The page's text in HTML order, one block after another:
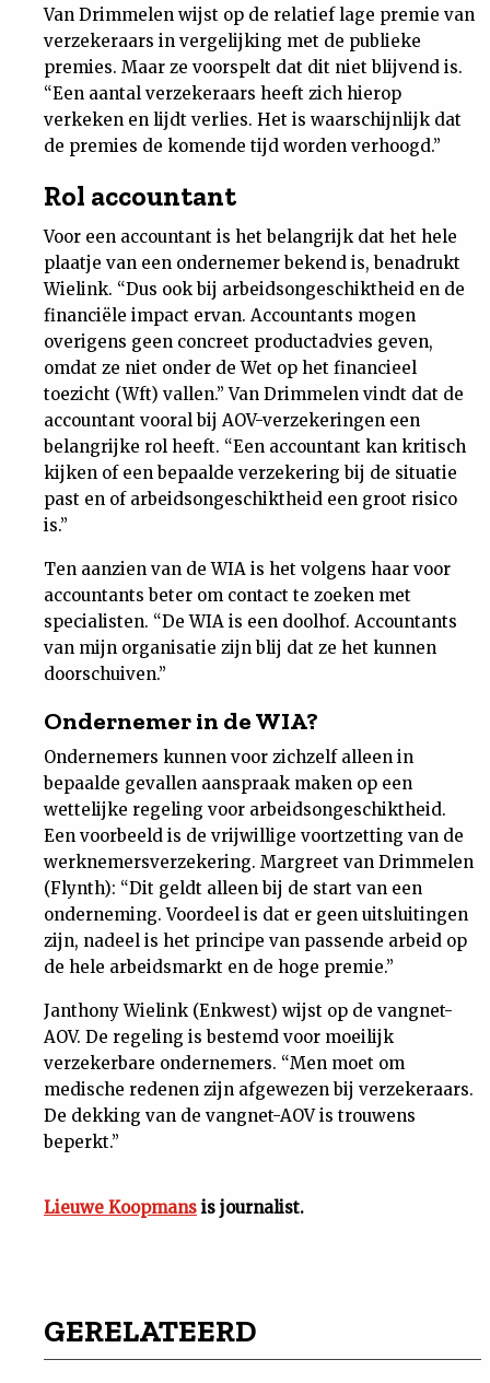
Van Drimmelen wijst op de relatief lage premie van
verzekeraars in vergelijking met de publieke
premies. Maar ze voorspelt dat dit niet blijvend is.
“Een aantal verzekeraars heeft zich hierop
verkeken en lijdt verlies. Het is waarschijnlijk dat
de premies de komende tijd worden verhoogd.”
Rol accountant
Voor een accountant is het belangrijk dat het hele
plaatje van een ondernemer bekend is, benadrukt
Wielink. “Dus ook bij arbeidsongeschiktheid en de
financiële impact ervan. Accountants mogen
overigens geen concreet productadvies geven,
omdat ze niet onder de Wet op het financieel
toezicht (Wft) vallen.” Van Drimmelen vindt dat de
accountant vooral bij AOV-verzekeringen een
belangrijke rol heeft. “Een accountant kan kritisch
kijken of een bepaalde verzekering bij de situatie
past en of arbeidsongeschiktheid een groot risico
is.”
Ten aanzien van de WIA is het volgens haar voor
accountants beter om contact te zoeken met
specialisten. “De WIA is een doolhof. Accountants
van mijn organisatie zijn blij dat ze het kunnen
doorschuiven.”
Ondernemer in de WIA?
Ondernemers kunnen voor zichzelf alleen in
bepaalde gevallen aanspraak maken op een
wettelijke regeling voor arbeidsongeschiktheid.
Een voorbeeld is de vrijwillige voortzetting van de
werknemersverzekering. Margreet van Drimmelen
(Flynth): “Dit geldt alleen bij de start van een
onderneming. Voordeel is dat er geen uitsluitingen
zijn, nadeel is het principe van passende arbeid op
de hele arbeidsmarkt en de hoge premie.”
Janthony Wielink (Enkwest) wijst op de vangnet-
AOV. De regeling is bestemd voor moeilijk
verzekerbare ondernemers. “Men moet om
medische redenen zijn afgewezen bij verzekeraars.
De dekking van de vangnet-AOV is trouwens
beperkt.”
Lieuwe Koopmans is journalist.
GERELATEERD